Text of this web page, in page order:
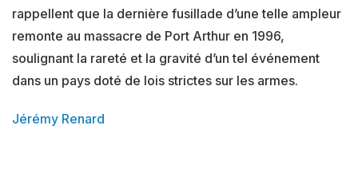
rappellent que la dernière fusillade d’une telle ampleur
remonte au massacre de Port Arthur en 1996,
soulignant la rareté et la gravité d’un tel événement
dans un pays doté de lois strictes sur les armes.
Jérémy Renard